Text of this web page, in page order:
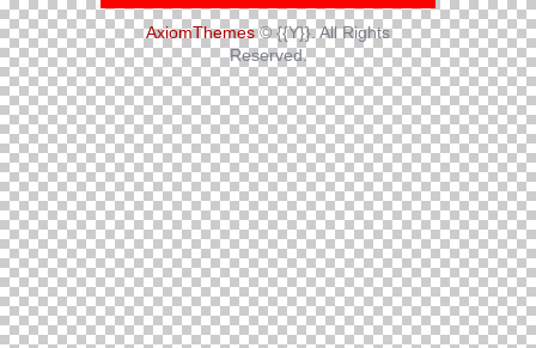
AxiomThemes© {{Y}}. All Rights
Reserved.